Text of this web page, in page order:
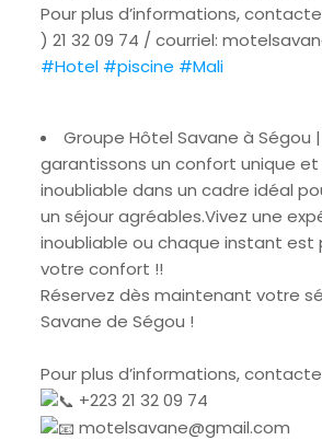
Pour plus d’informations,
) 21 32 09 74 / courriel:
#Hotel #piscine #Mali
Groupe Hôtel Savane à Ségou
garantissons un confort unique et
inoubliable dans un cadre idéal
un séjour agréables.Vivez une
inoubliable ou chaque instant est
votre confort !!
Réservez dès maintenant votre
Savane de Ségou !
Pour plus d’informations,
+223 21 32 09 74
motelsavane@gmail.com